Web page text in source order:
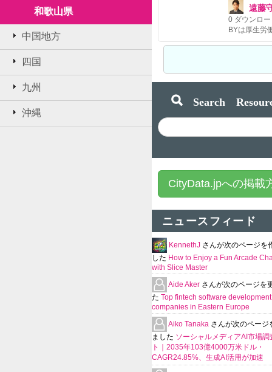
和歌山県
中国地方
四国
九州
沖縄
遠藤
0 ダウンロ
BYは厚生労
Search
CityData.jpへの掲載
ニュースフィード
KennethJ さんが次のページを
した How to Enjoy a Fun Arcade
with Slice Master
Aide Aker さんが次のページを
た Top fintech software development
companies in Eastern Europe
Aiko Tanaka さんが次のページ
ました ソーシャルメディアAI市場調
ト｜2035年103億4000万米ドル・
CAGR24.85%、生成AI活用が加速